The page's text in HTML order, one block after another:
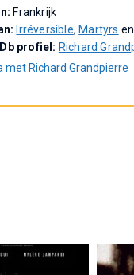
Frankrijk
Irréversible, Martyrs en
profiel: Richard
met Richard Grandpierre